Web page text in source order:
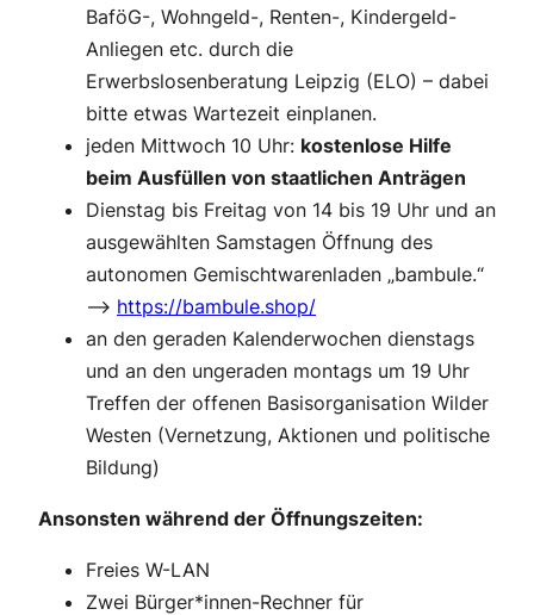
BaföG-, Wohngeld-, Renten-, Kindergeld-
Anliegen etc. durch die
Erwerbslosenberatung Leipzig (ELO) – dabei
bitte etwas Wartezeit einplanen.
jeden Mittwoch 10 Uhr: kostenlose Hilfe
beim Ausfüllen von staatlichen Anträgen
Dienstag bis Freitag von 14 bis 19 Uhr und an
ausgewählten Samstagen Öffnung des
autonomen Gemischtwarenladen „bambule.“
–> https://bambule.shop/
an den geraden Kalenderwochen dienstags
und an den ungeraden montags um 19 Uhr
Treffen der offenen Basisorganisation Wilder
Westen (Vernetzung, Aktionen und politische
Bildung)
Ansonsten während der Öffnungszeiten:
Freies W-LAN
Zwei Bürger*innen-Rechner für